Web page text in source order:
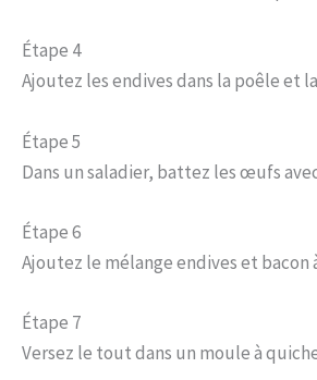
Étape 4
Ajoutez les endives dans la poêle et
Étape 5
Dans un saladier, battez les œufs
Étape 6
Ajoutez le mélange endives et
Étape 7
Versez le tout dans un moule à